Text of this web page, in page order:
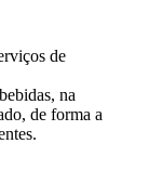
de
na
de forma a